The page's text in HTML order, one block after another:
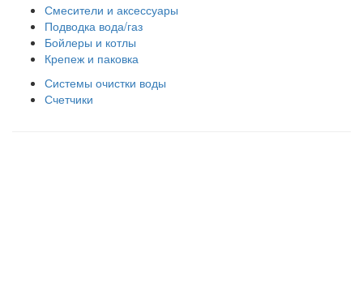
Смесители и аксессуары
Подводка вода/газ
Бойлеры и котлы
Крепеж и паковка
Системы очистки воды
Счетчики